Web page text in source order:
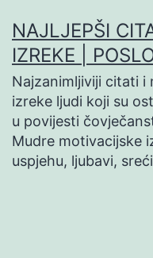
na
sadržaj
NAJLJEPŠI
IZREKE |
Najzanimljiviji citati i
izreke ljudi koji su
u povijesti
Mudre motivacijske
uspjehu, ljubavi,